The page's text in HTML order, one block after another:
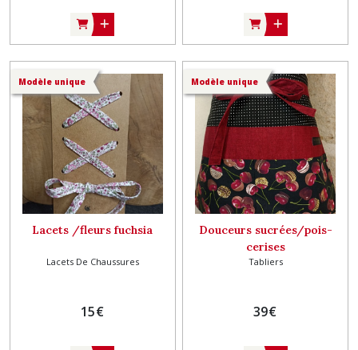
Modèle unique
Lacets /fleurs fuchsia
Lacets De Chaussures
15€
Modèle unique
Douceurs sucrées/pois-
cerises
Tabliers
39€